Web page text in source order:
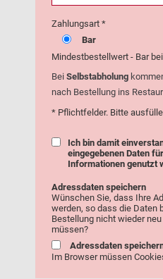
Zahlungsart *
Bar
Mindestbestellwert - Bar
Bei Selbstabholung
nach Bestellung ins
* Pflichtfelder. Bitte
Ich bin damit
eingegebenen Daten
Informationen genutzt
Adressdaten speichern
Wünschen Sie, dass Ihre
werden, so dass die Daten
Bestellung nicht wieder
müssen?
Adressdaten
Im Browser müssen